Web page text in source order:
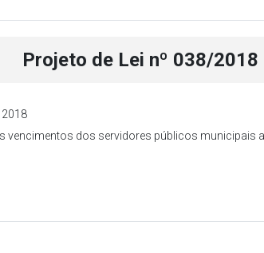
Projeto de Lei nº 038/2018
2018
vencimentos dos servidores públicos municipais